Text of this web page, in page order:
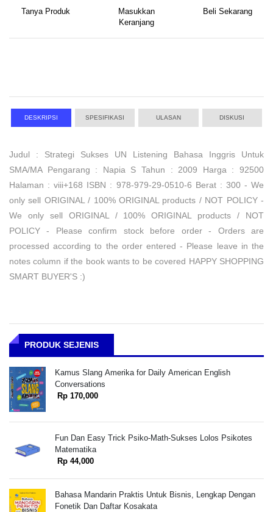
Tanya Produk
Masukkan
Keranjang
Beli Sekarang
DESKRIPSI SPESIFIKASI ULASAN DISKUSI
Judul : Strategi Sukses UN Listening Bahasa Inggris Untuk
SMA/MA Pengarang : Napia S Tahun : 2009 Harga : 92500
Halaman : viii+168 ISBN : 978-979-29-0510-6 Berat : 300 - We
only sell ORIGINAL / 100% ORIGINAL products / NOT POLICY -
We only sell ORIGINAL / 100% ORIGINAL products / NOT
POLICY - Please confirm stock before order - Orders are
processed according to the order entered - Please leave in the
notes column if the book wants to be covered HAPPY SHOPPING
SMART BUYER'S :)
PRODUK SEJENIS
Kamus Slang Amerika for Daily American English
Conversations
Rp 170,000
Fun Dan Easy Trick Psiko-Math-Sukses Lolos Psikotes
Matematika
Rp 44,000
Bahasa Mandarin Praktis Untuk Bisnis, Lengkap Dengan
Fonetik Dan Daftar Kosakata